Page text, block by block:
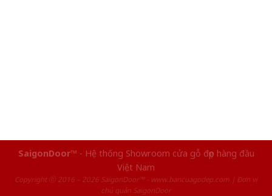
SaigonDoor™ - Hệ thống Showroom cửa gỗ đẹp hàng đầu
Việt Nam
Copyright ⓒ 2016 – 2026 SaigonDoor™ - www.bancuagodep.com | Đơn vị
chủ quản SaigonDoor